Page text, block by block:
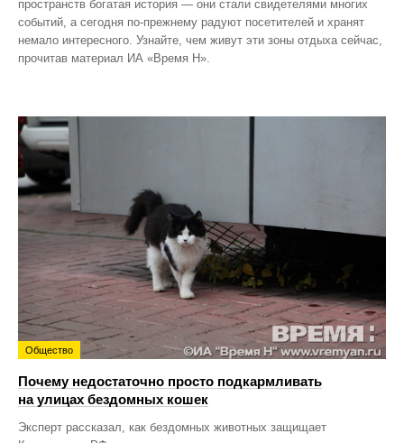
пространств богатая история — они стали свидетелями многих
событий, а сегодня по‑прежнему радуют посетителей и хранят
немало интересного. Узнайте, чем живут эти зоны отдыха сейчас,
прочитав материал ИА «Время Н».
Общество
Почему недостаточно просто подкармливать
на улицах бездомных кошек
Эксперт рассказал, как бездомных животных защищает